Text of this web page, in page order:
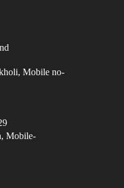
Mobile no-
Mobile-